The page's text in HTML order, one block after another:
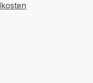
5 von 5 Sternen